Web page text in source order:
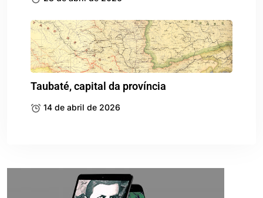
Taubaté, capital da província
14 de abril de 2026